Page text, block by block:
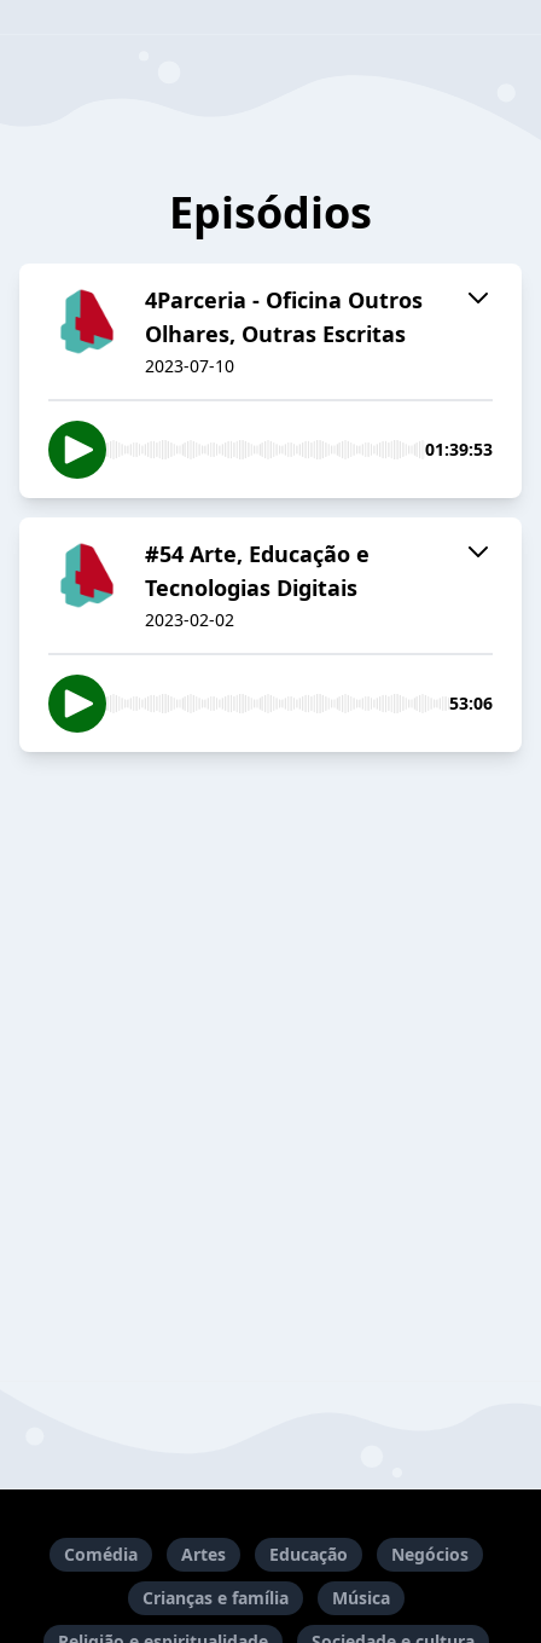
Episódios
4Parceria - Oficina Outros
Olhares, Outras Escritas
2023-07-10
01:39:53
#54 Arte, Educação e
Tecnologias Digitais
2023-02-02
53:06
Comédia Artes Educação
Negócios
Crianças e família
Música